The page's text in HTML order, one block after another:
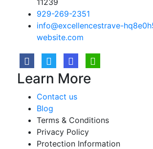
929-269-2351
info@excellencestrave-
website.com
Learn More
Contact us
Blog
Terms & Conditions
Privacy Policy
Protection Information